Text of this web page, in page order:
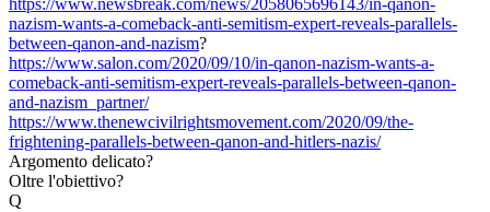
https://www.newsbreak.com/news/2058065696143/in-qanon-
nazism-wants-a-comeback-anti-semitism-expert-reveals-parallels-
between-qanon-and-nazism?
https://www.salon.com/2020/09/10/in-qanon-nazism-wants-a-
comeback-anti-semitism-expert-reveals-parallels-between-qanon-
and-nazism_partner/
https://www.thenewcivilrightsmovement.com/2020/09/the-
frightening-parallels-between-qanon-and-hitlers-nazis/
Argomento delicato?
Oltre l'obiettivo?
Q